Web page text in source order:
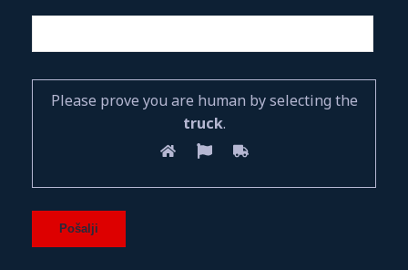
Please prove you are human by selecting the
truck.